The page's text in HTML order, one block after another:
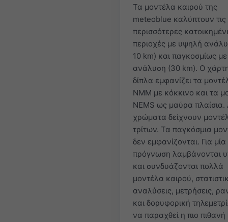
Τα μοντέλα καιρού της
meteoblue καλύπτουν τις
περισσότερες
περιοχές με υψηλή
10 km) και παγκοσμίως με
ανάλυση (30 km). Ο
δίπλα εμφανίζει τα
NMM με κόκκινο και τα
NEMS ως μαύρα
χρώματα δείχνουν
τρίτων. Τα παγκόσμια
δεν εμφανίζονται. Για
πρόγνωση λαμβάνονται
και συνδυάζονται πολλά
μοντέλα καιρού,
αναλύσεις, μετρήσεις,
και δορυφορική
να παραχθεί η πιο πιθανή